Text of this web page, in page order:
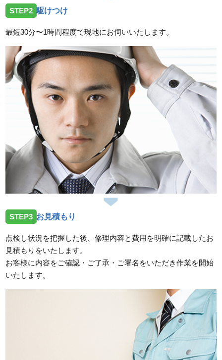
三重県鈴鹿市加佐登へトイレの水漏れ修理依頼を受け
お伺いしました。
2026/07/14
三重県津市一身田上津部田へ台所蛇口の修理依頼を受
けお伺いしました。
スタッフの修理報告や事例の一覧はこちら
STEP2 駆けつけ
最短30分〜1時間程度で現地にお伺いいたします。
STEP3 お見積もり
点検し状況を把握した後、修理内容と費用を明確に記載したお
見積もりをいたします。
お客様に内容をご確認・ご了承・ご署名をいただき作業を開始
いたします。